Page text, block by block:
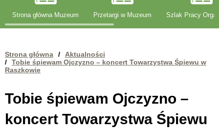
Strona główna Muzeum Przetargi w Muzeum Szlak Pracy
Strona główna /
Aktualności
/
Tobie śpiewam Ojczyzno – koncert Towarzystwa Śpiewu w
Raszkowie
Tobie śpiewam Ojczyzno –
koncert Towarzystwa Śpiewu